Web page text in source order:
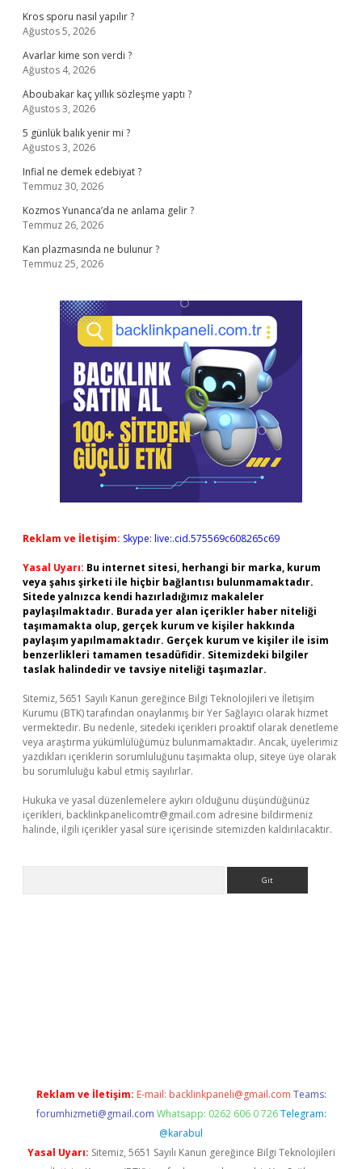
Kros sporu nasıl yapılır ?
Ağustos 5, 2026
Avarlar kime son verdi ?
Ağustos 4, 2026
Aboubakar kaç yıllık sözleşme yaptı ?
Ağustos 3, 2026
5 günlük balık yenir mi ?
Ağustos 3, 2026
Infial ne demek edebiyat ?
Temmuz 30, 2026
Kozmos Yunanca’da ne anlama gelir ?
Temmuz 26, 2026
Kan plazmasında ne bulunur ?
Temmuz 25, 2026
Reklam ve İletişim: Skype: live:.cid.575569c608265c69
Yasal Uyarı: Bu internet sitesi, herhangi bir marka, kurum
veya şahıs şirketi ile hiçbir bağlantısı bulunmamaktadır.
Sitede yalnızca kendi hazırladığımız makaleler
paylaşılmaktadır. Burada yer alan içerikler haber niteliği
taşımamakta olup, gerçek kurum ve kişiler hakkında
paylaşım yapılmamaktadır. Gerçek kurum ve kişiler ile isim
benzerlikleri tamamen tesadüfidir. Sitemizdeki bilgiler
taslak halindedir ve tavsiye niteliği taşımazlar.
Sitemiz, 5651 Sayılı Kanun gereğince Bilgi Teknolojileri ve İletişim
Kurumu (BTK) tarafından onaylanmış bir Yer Sağlayıcı olarak hizmet
vermektedir. Bu nedenle, sitedeki içerikleri proaktif olarak denetleme
veya araştırma yükümlülüğümüz bulunmamaktadır. Ancak, üyelerimiz
yazdıkları içeriklerin sorumluluğunu taşımakta olup, siteye üye olarak
bu sorumluluğu kabul etmiş sayılırlar.
Hukuka ve yasal düzenlemelere aykırı olduğunu düşündüğünüz
içerikleri, backlinkpanelicomtr@gmail.com adresine bildirmeniz
halinde, ilgili içerikler yasal süre içerisinde sitemizden kaldırılacaktır.
Reklam ve İletişim: E-mail: backlinkpaneli@gmail.com Teams:
forumhizmeti@gmail.com Whatsapp: 0262 606 0 726 Telegram:
@karabul
Yasal Uyarı: Sitemiz, 5651 Sayılı Kanun gereğince Bilgi Teknolojileri